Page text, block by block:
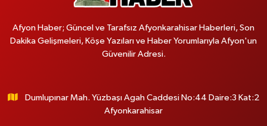
Afyon Haber; Güncel ve Tarafsız Afyonkarahisar Haberleri, Son
Dakika Gelişmeleri, Köşe Yazıları ve Haber Yorumlarıyla Afyon'un
Güvenilir Adresi.
Dumlupınar Mah. Yüzbaşı Agah Caddesi No:44 Daire:3 Kat:2
Afyonkarahisar